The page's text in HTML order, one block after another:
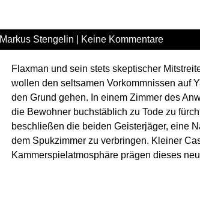
Markus Stengelin Keine Kommentare
Flaxman und sein stets skeptischer
wollen den seltsamen Vorkommnissen auf
den Grund gehen. In einem Zimmer des
die Bewohner buchstäblich zu Tode zu
beschließen die beiden Geisterjäger, eine
dem Spukzimmer zu verbringen. Kleiner
Kammerspielatmosphäre prägen dieses